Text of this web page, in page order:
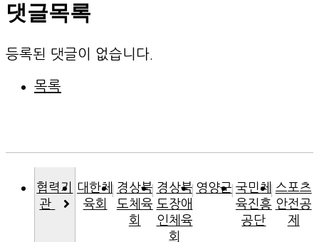
댓글목록
등록된 댓글이 없습니다.
목록
협력기
관
대한체
육회
경상북
도체육
회
경상북
도장애
인체육
회
영양군 국민체
육진흥
공단
스포츠
안전공
제